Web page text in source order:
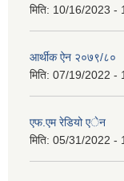
मिति: 10/16/2023 -
आर्थीक ऐन २०७९/८०
मिति: 07/19/2022 -
एफ.एम रेडियो एेन
मिति: 05/31/2022 -